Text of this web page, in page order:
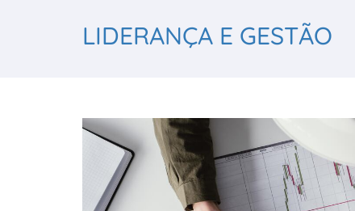
LIDERANÇA E GESTÃO